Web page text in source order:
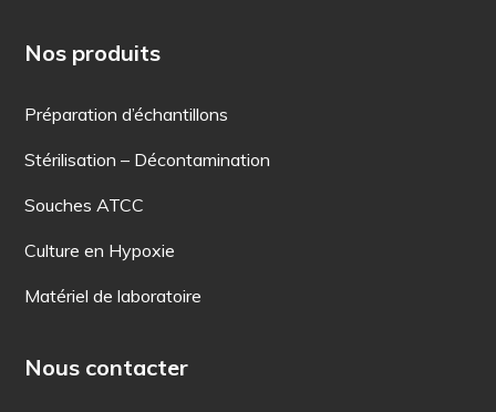
Nos produits
Préparation d’échantillons
Stérilisation – Décontamination
Souches ATCC
Culture en Hypoxie
Matériel de laboratoire
Nous contacter